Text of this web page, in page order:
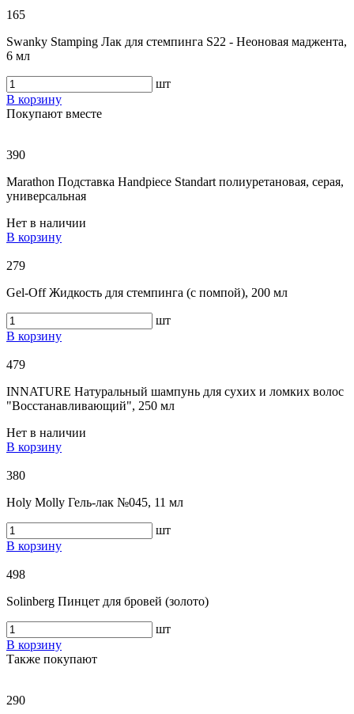
165
Swanky Stamping Лак для стемпинга S22 - Неоновая маджента,
6 мл
шт
В корзину
Покупают вместе
390
Marathon Подставка Handpiece Standart полиуретановая, серая,
универсальная
Нет в наличии
В корзину
279
Gel-Off Жидкость для стемпинга (с помпой), 200 мл
шт
В корзину
479
INNATURE Натуральный шампунь для сухих и ломких волос
"Восстанавливающий", 250 мл
Нет в наличии
В корзину
380
Holy Molly Гель-лак №045, 11 мл
шт
В корзину
498
Solinberg Пинцет для бровей (золото)
шт
В корзину
Также покупают
290